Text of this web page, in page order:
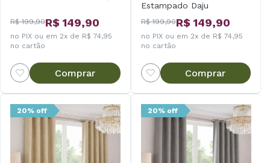
R$ 199,90R$ 149,90
no PIX ou em 2x de R$ 74,95
no cartão
Comprar
Estampado Daju
R$ 199,90R$ 149,90
no PIX ou em 2x de R$ 74,95
no cartão
Comprar
20% off 20% off